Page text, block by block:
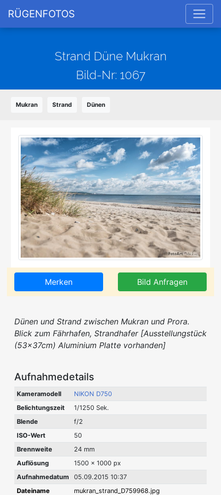
RÜGENFOTOS
Strand Düne Mukran
Bild-Nr: 1067
Mukran Strand Dünen
Merken Bild Anfragen
Dünen und Strand zwischen Mukran und Prora.
Blick zum Fährhafen, Strandhafer [Ausstellungstück
(53x37cm) Aluminium Platte vorhanden]
Aufnahmedetails
Kameramodell
NIKON D750
Belichtungszeit
1/1250 Sek.
Blende
f/2
ISO-Wert
50
Brennweite
24 mm
Auflösung
1500 x 1000 px
Aufnahmedatum
05.09.2015 10:37
Dateiname
mukran_strand_D759968.jpg